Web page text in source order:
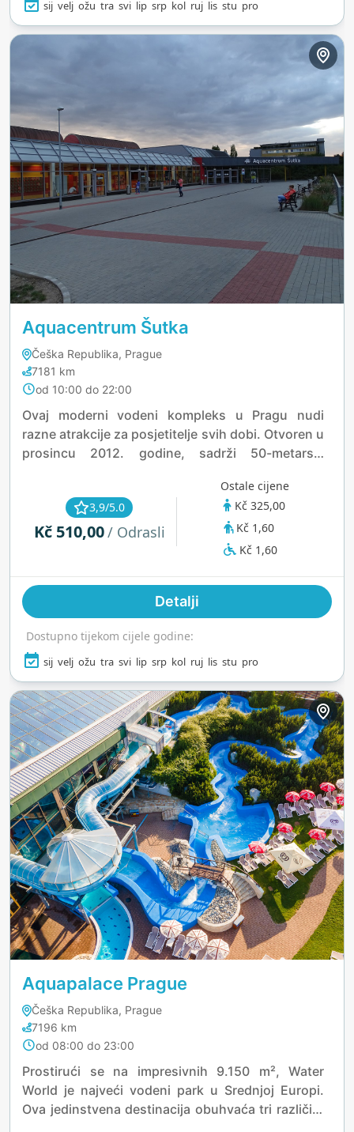
privlači.
sij velj ožu tra svi lip srp kol ruj lis stu pro
Aquacentrum Šutka
Češka Republika, Prague
7181 km
od 10:00 do 22:00
Ovaj moderni vodeni kompleks u Pragu nudi
razne atrakcije za posjetitelje svih dobi. Otvoren u
prosincu 2012. godine, sadrži 50-metarski
tobogane, bazen za opuštanje i dječji bazen za
prskanje. U objektu se također nalazi poseban
dječji bazen za učenje plivanja, kao i dvije finske
saune i parne kupelji za ljubitelje wellnessa.
prilagođen osobama s invaliditetom,
osiguravajući ugodno iskustvo za sve. Bilo da
kompleks pruža idealno okruženje za odmor i
uživanje u vodenim aktivnostima.
3,9/5.0
Kč 510,00/ Odrasli
Ostale cijene
Kč 325,00
Kč 1,60
Kč 1,60
Detalji
Dostupno tijekom cijele godine:
sij velj ožu tra svi lip srp kol ruj lis stu pro
Aquapalace Prague
Češka Republika, Prague
7196 km
od 08:00 do 23:00
Prostirući se na impresivnih 9.150 m², Water
World je najveći vodeni park u Srednjoj Europi.
Ova jedinstvena destinacija obuhvaća tri različita